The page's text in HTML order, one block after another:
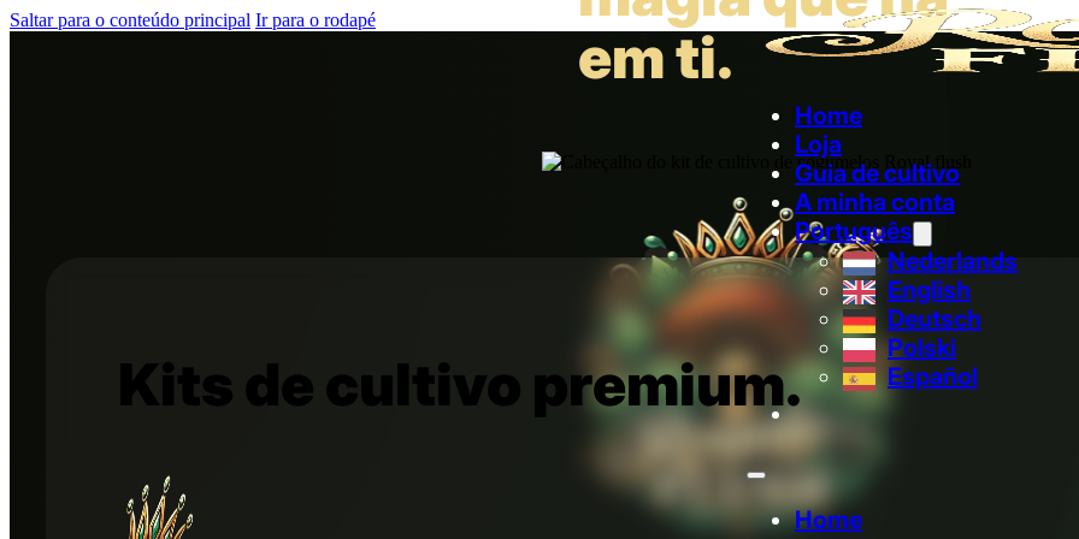
Saltar para o conteúdo principal Ir para o rodapé
Home
Loja
Guia de cultivo
A minha conta
Português
Nederlands
English
Deutsch
Polski
Español
Home
em ti.
Kits de cultivo premium.